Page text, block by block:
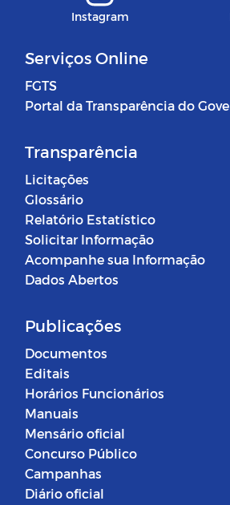
Instagram
Serviços Online
FGTS
Portal da Transparência do
Transparência
Licitações
Glossário
Relatório Estatístico
Solicitar Informação
Acompanhe sua Informação
Dados Abertos
Publicações
Documentos
Editais
Horários Funcionários
Manuais
Mensário oficial
Concurso Público
Campanhas
Diário oficial